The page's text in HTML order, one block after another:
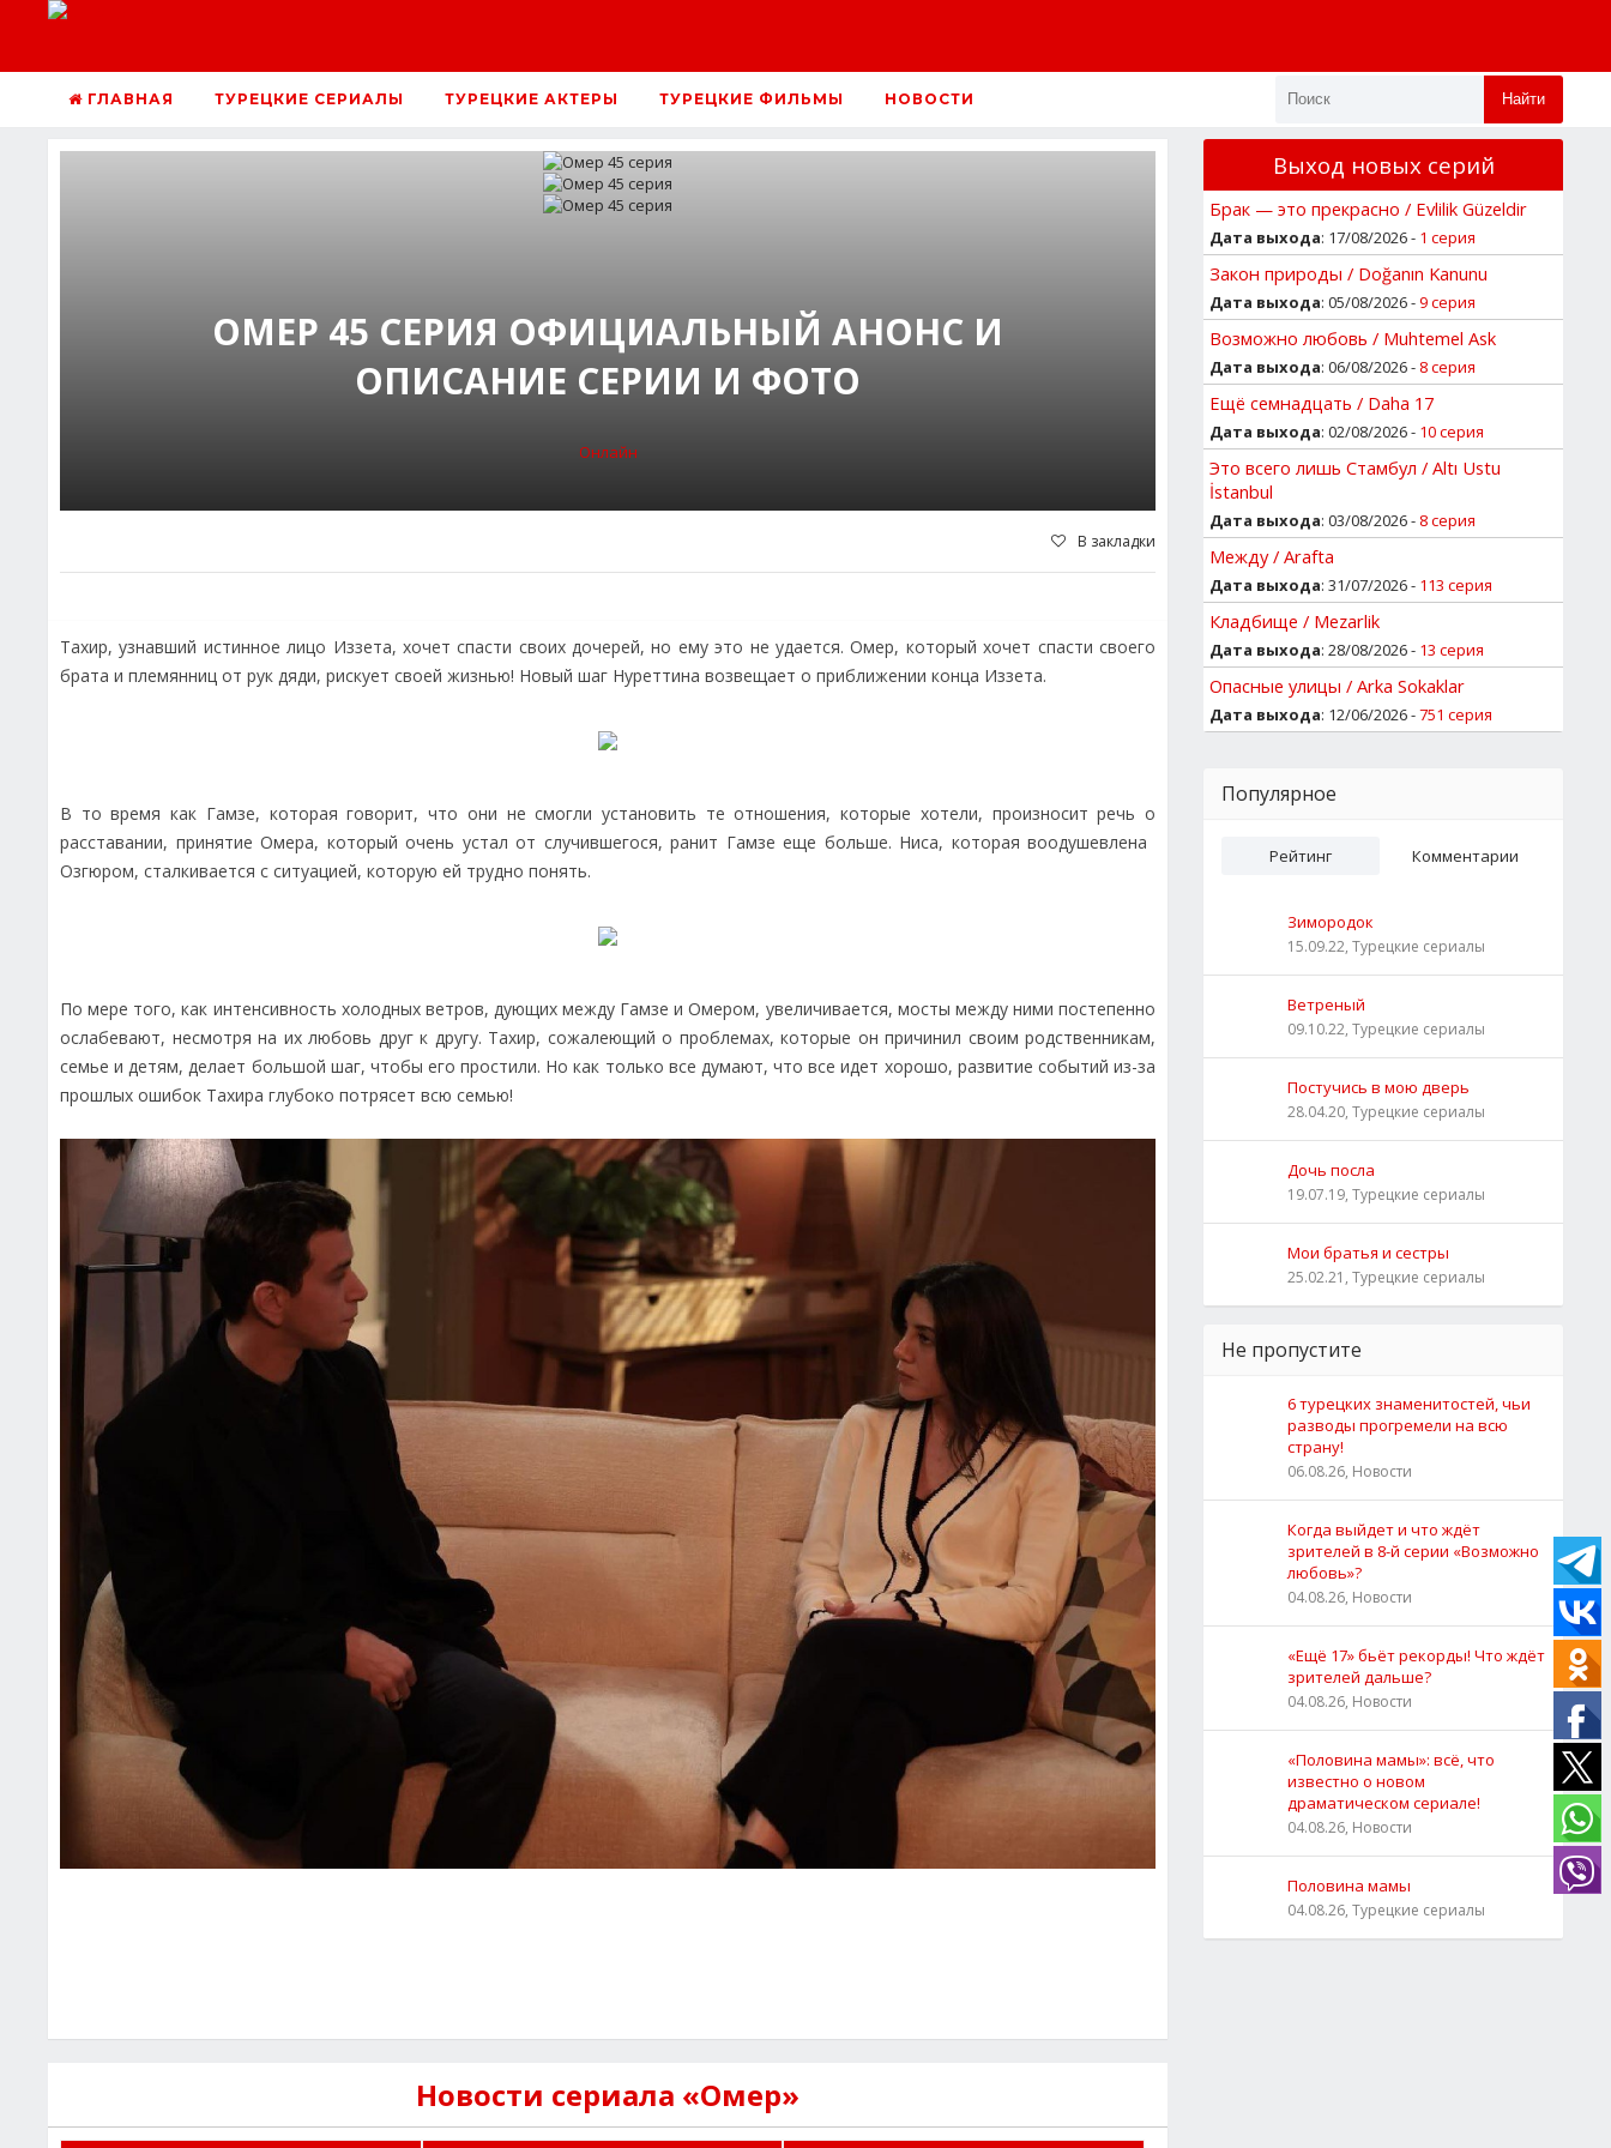
ГЛАВНАЯ ТУРЕЦКИЕ СЕРИАЛЫ ТУРЕЦКИЕ АКТЕРЫ ТУРЕЦКИЕ ФИЛЬМЫ НОВОСТИ Найти
ОМЕР 45 СЕРИЯ ОФИЦИАЛЬНЫЙ АНОНС И
ОПИСАНИЕ СЕРИИ И ФОТО
Онлайн
В закладки
Тахир, узнавший истинное лицо Иззета, хочет спасти своих дочерей, но ему это не удается. Омер, который хочет спасти своего
брата и племянниц от рук дяди, рискует своей жизнью! Новый шаг Нуреттина возвещает о приближении конца Иззета.
В то время как Гамзе, которая говорит, что они не смогли установить те отношения, которые хотели, произносит речь о
расставании, принятие Омера, который очень устал от случившегося, ранит Гамзе еще больше. Ниса, которая воодушевлена ​​
Озгюром, сталкивается с ситуацией, которую ей трудно понять.
По мере того, как интенсивность холодных ветров, дующих между Гамзе и Омером, увеличивается, мосты между ними постепенно
ослабевают, несмотря на их любовь друг к другу. Тахир, сожалеющий о проблемах, которые он причинил своим родственникам,
семье и детям, делает большой шаг, чтобы его простили. Но как только все думают, что все идет хорошо, развитие событий из-за
прошлых ошибок Тахира глубоко потрясет всю семью!
Новости сериала «Омер»
Выход новых серий
Брак — это прекрасно / Evlilik Güzeldir
Дата выхода: 17/08/2026 - 1 серия
Закон природы / Doğanın Kanunu
Дата выхода: 05/08/2026 -9 серия
Возможно любовь / Muhtemel Ask
Дата выхода: 06/08/2026 - 8 серия
Ещё семнадцать / Daha 17
Дата выхода: 02/08/2026 - 10 серия
Это всего лишь Стамбул / Altı Ustu
İstanbul
Дата выхода: 03/08/2026 - 8 серия
Между / Arafta
Дата выхода: 31/07/2026 - 113 серия
Кладбище / Mezarlik
Дата выхода: 28/08/2026 - 13 серия
Опасные улицы / Arka Sokaklar
Дата выхода: 12/06/2026 -751 серия
Популярное
Рейтинг Комментарии
Зимородок
15.09.22, Турецкие сериалы
Ветреный
09.10.22, Турецкие сериалы
Постучись в мою дверь
28.04.20, Турецкие сериалы
Дочь посла
19.07.19, Турецкие сериалы
Мои братья и сестры
25.02.21, Турецкие сериалы
Не пропустите
6 турецких знаменитостей, чьи
разводы прогремели на всю
страну!
06.08.26, Новости
Когда выйдет и что ждёт
зрителей в 8-й серии «Возможно
любовь»?
04.08.26, Новости
«Ещё 17» бьёт рекорды! Что ждёт
зрителей дальше?
04.08.26, Новости
«Половина мамы»: всё, что
известно о новом
драматическом сериале!
04.08.26, Новости
Половина мамы
04.08.26, Турецкие сериалы